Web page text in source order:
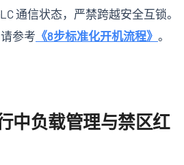
通信状态，严禁跨越安全互锁。
参考 《8步标准化开机流程》 。
中负载管理与禁区红